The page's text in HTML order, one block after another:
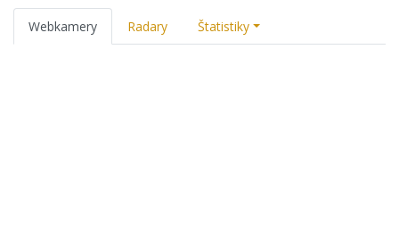
Webkamery Radary Štatistiky